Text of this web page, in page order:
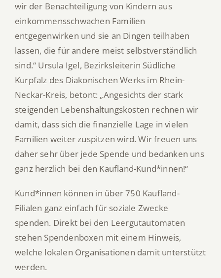
wir der Benachteiligung von Kindern aus
einkommensschwachen Familien
entgegenwirken und sie an Dingen teilhaben
lassen, die für andere meist selbstverständlich
sind.“ Ursula Igel, Bezirksleiterin Südliche
Kurpfalz des Diakonischen Werks im Rhein-
Neckar-Kreis, betont: „Angesichts der stark
steigenden Lebenshaltungskosten rechnen wir
damit, dass sich die finanzielle Lage in vielen
Familien weiter zuspitzen wird. Wir freuen uns
daher sehr über jede Spende und bedanken uns
ganz herzlich bei den Kaufland-Kund*innen!“
Kund*innen können in über 750 Kaufland-
Filialen ganz einfach für soziale Zwecke
spenden. Direkt bei den Leergutautomaten
stehen Spendenboxen mit einem Hinweis,
welche lokalen Organisationen damit unterstützt
werden.